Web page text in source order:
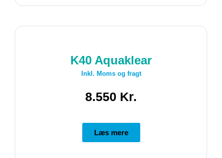
K40 Aquaklear
Inkl. Moms og fragt
8.550 Kr.
Læs mere